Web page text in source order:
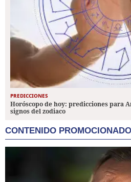
PREDICCIONES
Horóscopo de hoy: predicciones para
signos del zodiaco
CONTENIDO PROMOCIONADO